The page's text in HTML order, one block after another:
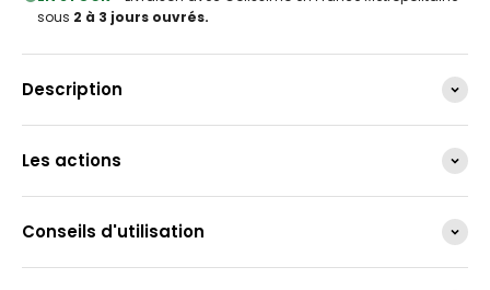
sous 2 à 3 jours ouvrés.
Description
Les actions
Conseils d'utilisation